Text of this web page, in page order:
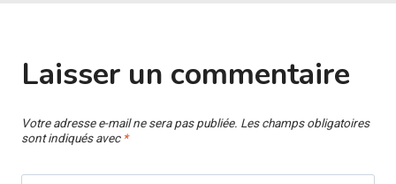
Laisser un commentaire
Votre adresse e-mail ne sera pas publiée. Les champs obligatoires
sont indiqués avec *